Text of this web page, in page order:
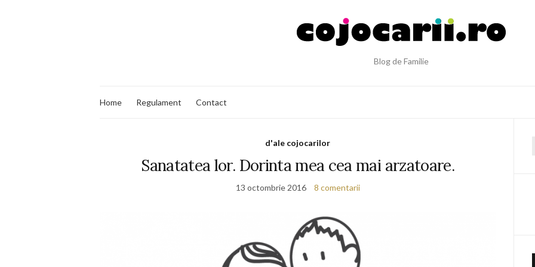
Blog de Familie
Home Regulament Contact
d'ale cojocarilor
Sanatatea lor. Dorinta mea cea mai arzatoare.
13 octombrie 2016 8 comentarii